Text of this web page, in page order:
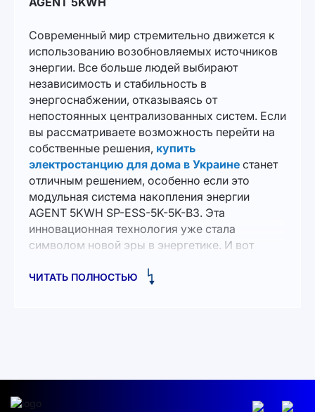
Современный мир стремительно движется к
использованию возобновляемых источников
энергии. Все больше людей выбирают
независимость и стабильность в
энергоснабжении, отказываясь от
непостоянных централизованных систем. Если
вы рассматриваете возможность перейти на
собственные решения, купить
электростанцию для дома в Украине станет
отличным решением, особенно если это
модульная система накопления энергии
AGENT 5KWH SP-ESS-5K-5K-B3. Эта
инновационная технология уже стала
символом новой эры в энергетике. И вот
это возможность превратить свой дом в
ЧИТАТЬ ПОЛНОСТЬЮ